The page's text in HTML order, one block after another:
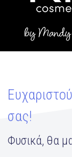
σας!
Φυσικά, θα